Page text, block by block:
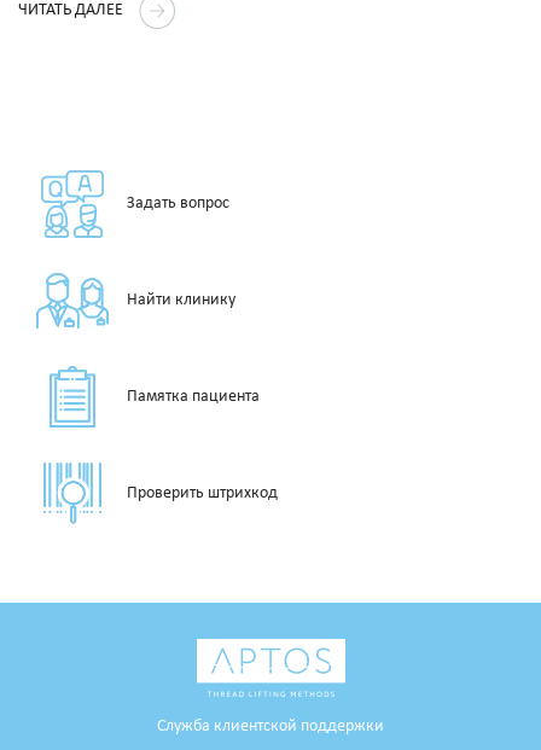
ЧИТАТЬ ДАЛЕЕ
Задать вопрос
Найти клинику
Памятка пациента
Проверить штрихкод
Служба клиентской поддержки